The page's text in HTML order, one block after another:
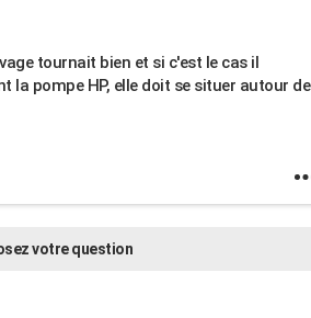
tournait bien et si c'est le cas il
pompe HP, elle doit se situer autour de
votre question